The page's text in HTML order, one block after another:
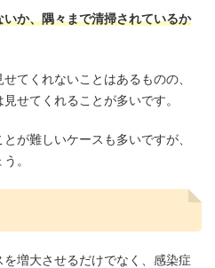
か、隅々まで清掃されているか
てくれないことはあるものの、
せてくれることが多いです。
が難しいケースも多いですが、
。
増大させるだけでなく、感染症